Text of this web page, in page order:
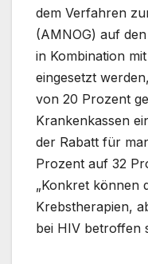
dem Verfahren
(AMNOG) auf
in Kombination
eingesetzt
von 20 Prozent
Krankenkassen
der Rabatt für
Prozent auf 32
„Konkret können
Krebstherapien,
bei HIV betroffen